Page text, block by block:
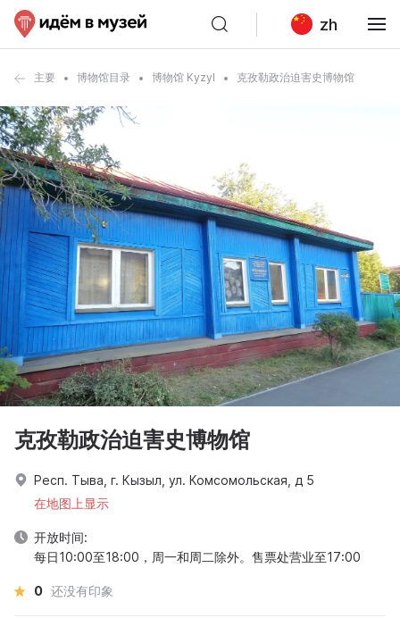
zh
主要 博物馆目录 博物馆 Kyzyl 克孜勒政治迫害史博物馆
克孜勒政治迫害史博物馆
Респ. Тыва, г. Кызыл, ул. Комсомольская, д 5
在地图上显示
开放时间:
每日10:00至18:00，周一和周二除外。售票处营业至17:00
0 还没有印象